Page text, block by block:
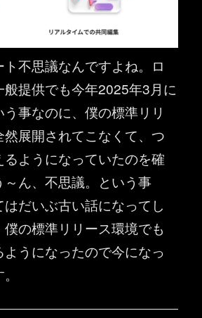
不思議なんですよね。ロ
提供でも今年2025年3月に
事なのに、僕の標準リリ
展開されてこなくて、つ
ようになっていたのを確
ん、不思議。という事
だいぶ古い話になってし
僕の標準リリース環境でも
うになったので今になっ